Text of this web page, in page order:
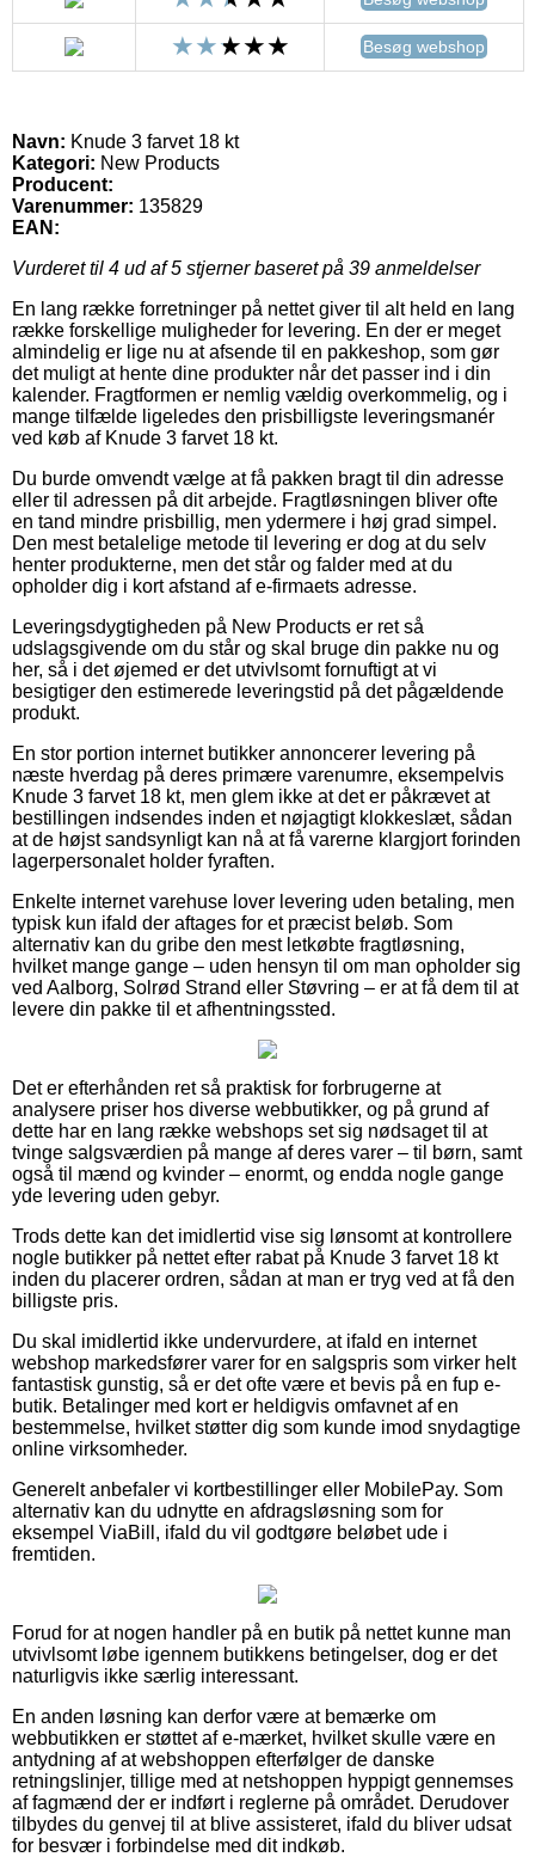
Besøg webshop
Navn: Knude 3 farvet 18 kt
Kategori: New Products
Producent:
Varenummer: 135829
EAN:
Vurderet til 4 ud af 5 stjerner baseret på 39 anmeldelser
En lang række forretninger på nettet giver til alt held en lang
række forskellige muligheder for levering. En der er meget
almindelig er lige nu at afsende til en pakkeshop, som gør
det muligt at hente dine produkter når det passer ind i din
kalender. Fragtformen er nemlig vældig overkommelig, og i
mange tilfælde ligeledes den prisbilligste leveringsmanér
ved køb af Knude 3 farvet 18 kt.
Du burde omvendt vælge at få pakken bragt til din adresse
eller til adressen på dit arbejde. Fragtløsningen bliver ofte
en tand mindre prisbillig, men ydermere i høj grad simpel.
Den mest betalelige metode til levering er dog at du selv
henter produkterne, men det står og falder med at du
opholder dig i kort afstand af e-firmaets adresse.
Leveringsdygtigheden på New Products er ret så
udslagsgivende om du står og skal bruge din pakke nu og
her, så i det øjemed er det utvivlsomt fornuftigt at vi
besigtiger den estimerede leveringstid på det pågældende
produkt.
En stor portion internet butikker annoncerer levering på
næste hverdag på deres primære varenumre, eksempelvis
Knude 3 farvet 18 kt, men glem ikke at det er påkrævet at
bestillingen indsendes inden et nøjagtigt klokkeslæt, sådan
at de højst sandsynligt kan nå at få varerne klargjort forinden
lagerpersonalet holder fyraften.
Enkelte internet varehuse lover levering uden betaling, men
typisk kun ifald der aftages for et præcist beløb. Som
alternativ kan du gribe den mest letkøbte fragtløsning,
hvilket mange gange – uden hensyn til om man opholder sig
ved Aalborg, Solrød Strand eller Støvring – er at få dem til at
levere din pakke til et afhentningssted.
Det er efterhånden ret så praktisk for forbrugerne at
analysere priser hos diverse webbutikker, og på grund af
dette har en lang række webshops set sig nødsaget til at
tvinge salgsværdien på mange af deres varer – til børn, samt
også til mænd og kvinder – enormt, og endda nogle gange
yde levering uden gebyr.
Trods dette kan det imidlertid vise sig lønsomt at kontrollere
nogle butikker på nettet efter rabat på Knude 3 farvet 18 kt
inden du placerer ordren, sådan at man er tryg ved at få den
billigste pris.
Du skal imidlertid ikke undervurdere, at ifald en internet
webshop markedsfører varer for en salgspris som virker helt
fantastisk gunstig, så er det ofte være et bevis på en fup e-
butik. Betalinger med kort er heldigvis omfavnet af en
bestemmelse, hvilket støtter dig som kunde imod snydagtige
online virksomheder.
Generelt anbefaler vi kortbestillinger eller MobilePay. Som
alternativ kan du udnytte en afdragsløsning som for
eksempel ViaBill, ifald du vil godtgøre beløbet ude i
fremtiden.
Forud for at nogen handler på en butik på nettet kunne man
utvivlsomt løbe igennem butikkens betingelser, dog er det
naturligvis ikke særlig interessant.
En anden løsning kan derfor være at bemærke om
webbutikken er støttet af e-mærket, hvilket skulle være en
antydning af at webshoppen efterfølger de danske
retningslinjer, tillige med at netshoppen hyppigt gennemses
af fagmænd der er indført i reglerne på området. Derudover
tilbydes du genvej til at blive assisteret, ifald du bliver udsat
for besvær i forbindelse med dit indkøb.